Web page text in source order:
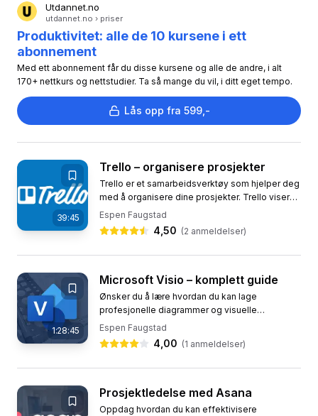
Utdannet.no
utdannet.no › priser
Produktivitet: alle de 10 kursene i ett
abonnement
Med ett abonnement får du disse kursene og alle de andre, i alt
170+ nettkurs og nettstudier. Ta så mange du vil, i ditt eget tempo.
Lås opp fra 599,-
39:45
Trello – organisere prosjekter
Trello er et samarbeidsverktøy som hjelper deg
med å organisere dine prosjekter. Trello viser
deg hva som skjer, hvem som jobber med hva
og hvor noe er i...
Espen Faugstad
4,50 (2 anmeldelser)
1:28:45
Microsoft Visio – komplett guide
Ønsker du å lære hvordan du kan lage
profesjonelle diagrammer og visuelle
presentasjoner? Dette kurset gir deg en grundig
innføring i Microsoft Visio, et...
Espen Faugstad
4,00 (1 anmeldelser)
Prosjektledelse med Asana
Oppdag hvordan du kan effektivisere